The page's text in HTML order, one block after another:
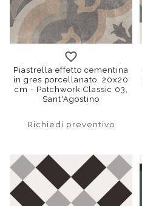
Piastrella effetto cementina
in gres porcellanato, 20x20
cm - Patchwork Classic 03,
Sant'Agostino
Richiedi preventivo